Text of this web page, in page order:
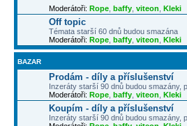
Moderátoři: Rope baffy viteon Kleki
Off topic
Témata starší 60 dnů budou smazána
Moderátoři: Rope baffy viteon Kleki
BAZAR
Prodám - díly a příslušenství
Inzeráty starší 90 dnů budou smazány,
Moderátoři: Rope baffy viteon Kleki
Koupím - díly a příslušenství
Inzeráty starší 90 dnů budou smazány,